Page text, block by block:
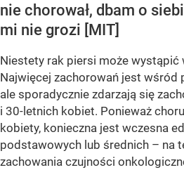
nie chorował, dbam o
mi nie grozi [MIT]
Niestety rak piersi może wystąpić
Najwięcej zachorowań jest wśród
ale sporadycznie zdarzają się
i 30-letnich kobiet. Ponieważ
kobiety, konieczna jest wczesna
podstawowych lub średnich – na
zachowania czujności